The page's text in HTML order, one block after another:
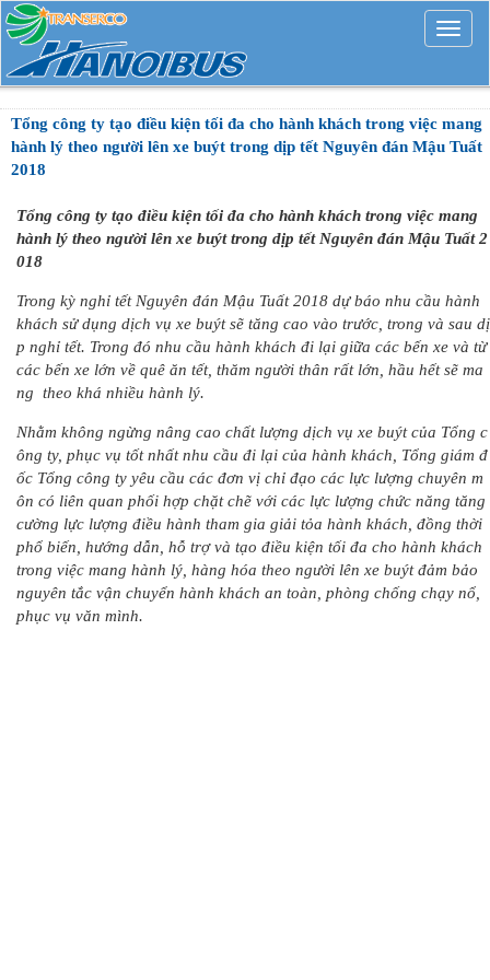
Mở
rộng
Tổng công ty tạo điều kiện tối đa cho hành khách trong việc mang
hành lý theo người lên xe buýt trong dịp tết Nguyên đán Mậu Tuất
2018
Tổng công ty tạo điều kiện tối đa cho hành khách trong việc mang
hành lý theo người lên xe buýt trong dịp tết Nguyên đán Mậu Tuất 2
018
Trong kỳ nghỉ tết Nguyên đán Mậu Tuất 2018 dự báo nhu cầu hành
khách sử dụng dịch vụ xe buýt sẽ tăng cao vào trước, trong và sau dị
p nghỉ tết. Trong đó nhu cầu hành khách đi lại giữa các bến xe và từ
các bến xe lớn về quê ăn tết, thăm người thân rất lớn, hầu hết sẽ ma
ng theo khá nhiều hành lý.
Nhằm không ngừng nâng cao chất lượng dịch vụ xe buýt của Tổng c
ông ty, phục vụ tốt nhất nhu cầu đi lại của hành khách, Tổng giám đ
ốc Tổng công ty yêu cầu các đơn vị chỉ đạo các lực lượng chuyên m
ôn có liên quan phối hợp chặt chẽ với các lực lượng chức năng tăng
cường lực lượng điều hành tham gia giải tỏa hành khách, đồng thời
phổ biến, hướng dẫn, hỗ trợ và tạo điều kiện tối đa cho hành khách
trong việc mang hành lý, hàng hóa theo người lên xe buýt đảm bảo
nguyên tắc vận chuyển hành khách an toàn, phòng chống chạy nổ,
phục vụ văn mình.